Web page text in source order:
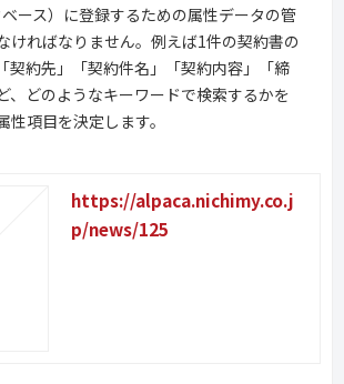
ース）に登録するための属性データの管
ければなりません。例えば1件の契約書の
契約先」「契約件名」「契約内容」「締
、どのようなキーワードで検索するかを
性項目を決定します。
https://alpaca.nichimy.co.j
p/news/125